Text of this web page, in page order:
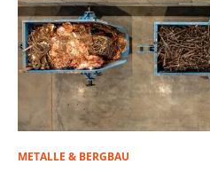
METALLE & BERGBAU